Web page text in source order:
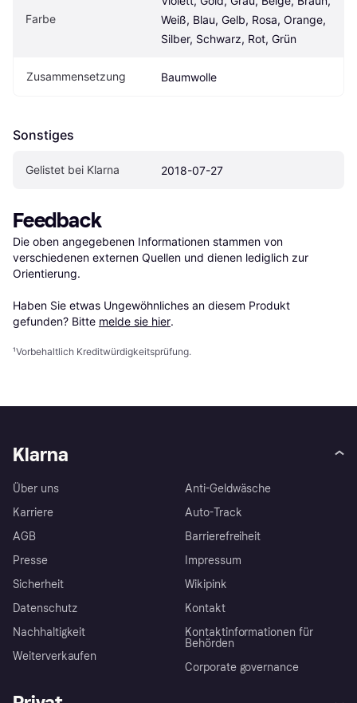
Farbe
Weiß, Blau, Gelb, Rosa, Orange,
Silber, Schwarz, Rot, Grün
Zusammensetzung Baumwolle
Sonstiges
Gelistet bei Klarna 2018-07-27
Feedback
Die oben angegebenen Informationen stammen von
verschiedenen externen Quellen und dienen lediglich zur
Orientierung.
Haben Sie etwas Ungewöhnliches an diesem Produkt
gefunden? Bitte melde sie hier.
¹Vorbehaltlich Kreditwürdigkeitsprüfung.
Klarna
Über uns
Karriere
AGB
Presse
Sicherheit
Datenschutz
Nachhaltigkeit
Weiterverkaufen
Anti-Geldwäsche
Auto-Track
Barrierefreiheit
Impressum
Wikipink
Kontakt
Kontaktinformationen für
Behörden
Corporate governance